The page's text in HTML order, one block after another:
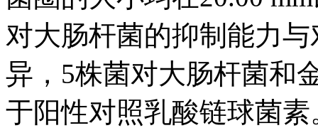
对大肠杆菌的抑制能力
异，5株菌对大肠杆菌和
于阳性对照乳酸链球菌